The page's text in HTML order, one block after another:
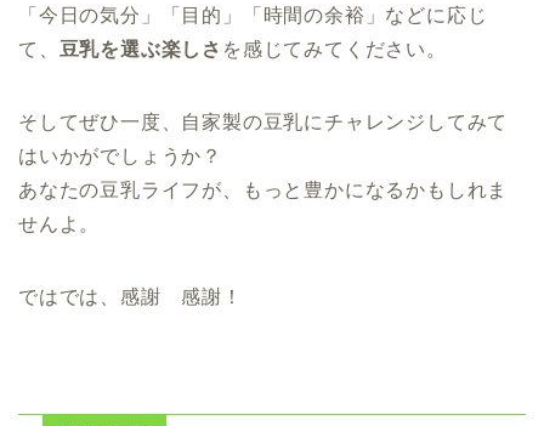
「今日の気分」「目的」「時間の余裕」などに応じ
て、 豆乳を選ぶ楽しさ を感じてみてください。
そしてぜひ一度、自家製の豆乳にチャレンジしてみて
はいかがでしょうか？
あなたの豆乳ライフが、もっと豊かになるかもしれま
せんよ。
ではでは、感謝 感謝！